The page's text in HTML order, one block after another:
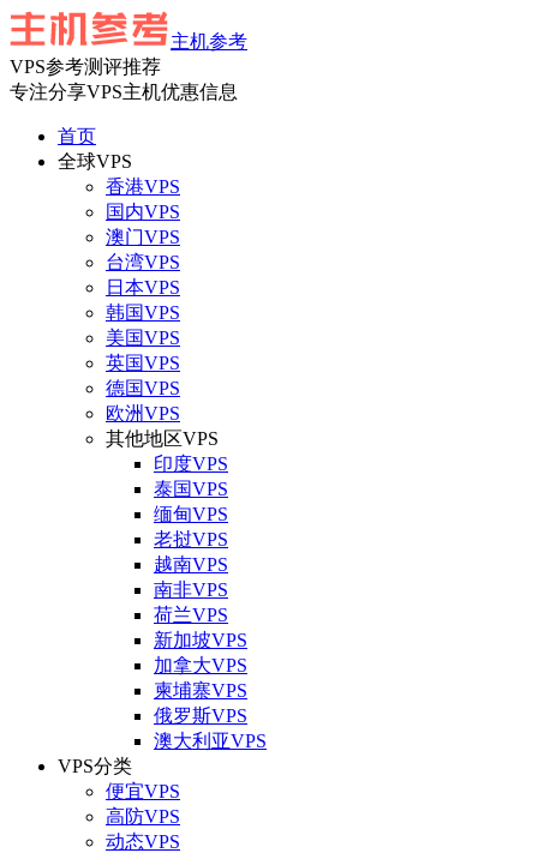
主机参考
VPS参考测评推荐
专注分享VPS主机优惠信息
首页
全球VPS
香港VPS
国内VPS
澳门VPS
台湾VPS
日本VPS
韩国VPS
美国VPS
英国VPS
德国VPS
欧洲VPS
其他地区VPS
印度VPS
泰国VPS
缅甸VPS
老挝VPS
越南VPS
南非VPS
荷兰VPS
新加坡VPS
加拿大VPS
柬埔寨VPS
俄罗斯VPS
澳大利亚VPS
VPS分类
便宜VPS
高防VPS
动态VPS